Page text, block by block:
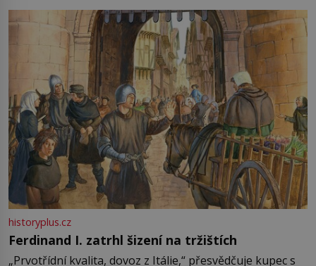
pře hned několik latinskoamerických zemí a k tomu
Francie, kde se traduje,
historyplus.cz
Ferdinand I. zatrhl šizení na tržištích
„Prvotřídní kvalita, dovoz z Itálie,“ přesvědčuje kupec s